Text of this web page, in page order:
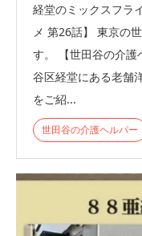
経堂のミックスフラ
メ 第26話】 東京の
す。 【世田谷の介護
谷区経堂にある老舗
をご紹...
世田谷の介護ヘルパー